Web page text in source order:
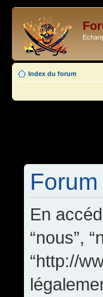
Index du forum
En
“nous”,
“http://